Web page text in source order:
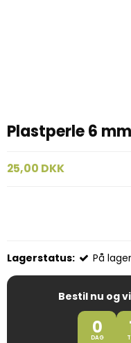
Plastperle 6
25,00 DKK
Lagerstatus: På lager
Bestil nu og
0
DAG